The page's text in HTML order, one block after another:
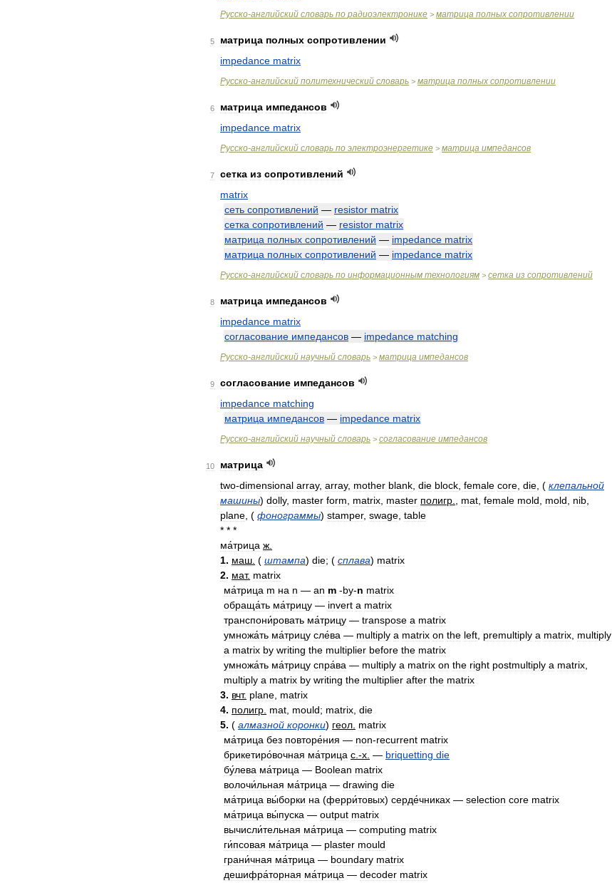
Русско-английский словарь по радиоэлектронике > матрица полных сопротивлении
5 матрица полных сопротивлении
impedance matrix
Русско-английский политехнический словарь > матрица полных сопротивлении
6 матрица импедансов
impedance matrix
Русско-английский словарь по электроэнергетике > матрица импедансов
7 сетка из сопротивлений
matrix
сеть сопротивлений — resistor matrix
сетка сопротивлений — resistor matrix
матрица полных сопротивлений — impedance matrix
матрица полных сопротивлений — impedance matrix
Русско-английский словарь по информационным технологиям > сетка из сопротивлений
8 матрица импедансов
impedance matrix
согласование импедансов — impedance matching
Русско-английский научный словарь > матрица импедансов
9 согласование импедансов
impedance matching
матрица импедансов — impedance matrix
Русско-английский научный словарь > согласование импедансов
10
матрица
two-dimensional array, array, mother blank die block female core die ( клепальной
машины) dolly, master form matrix master полигр mat female mold mold nib
plane ( фонограммы) stamper, swage table
* * *
ма́трица ж
1. маш ( штампа) die; ( сплава) matrix
2. мат. matrix
ма́трица m на n — an m -by-n matrix
обраща́ть ма́трицу — invert a matrix
транспони́ровать ма́трицу — transpose a matrix
умножа́ть ма́трицу сле́ва — multiply a matrix on the left premultiply a matrix multiply
a matrix by writing the multiplier before the matrix
умножа́ть ма́трицу спра́ва — multiply a matrix on the right postmultiply a matrix
multiply a matrix by writing the multiplier after the matrix
3. вчт. plane matrix
4. полигр mat mould; matrix die
5. ( алмазной коронки) геол matrix
ма́трица без повторе́ния — non-recurrent matrix
брикетиро́вочная ма́трица с .-х — briquetting die
бу́лева ма́трица — Boolean matrix
волочи́льная ма́трица — drawing die
ма́трица вы́борки на (ферри́товых) серде́чниках — selection core matrix
ма́трица вы́пуска — output matrix
вычисли́тельная ма́трица — computing matrix
ги́псовая ма́трица — plaster mould
грани́чная ма́трица — boundary matrix
дешифра́торная ма́трица — decoder matrix